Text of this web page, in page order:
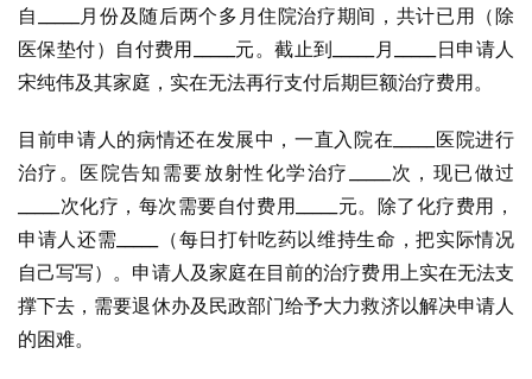
自_____月份及随后两个多月住院治疗期间，共计已用（除
医保垫付）自付费用_____元。截止到_____月_____日申请人
宋纯伟及其家庭，实在无法再行支付后期巨额治疗费用。
目前申请人的病情还在发展中，一直入院在_____医院进行
治疗。医院告知需要放射性化学治疗_____次，现已做过
_____次化疗，每次需要自付费用_____元。除了化疗费用，
申请人还需_____（每日打针吃药以维持生命，把实际情况
自己写写）。申请人及家庭在目前的治疗费用上实在无法支
撑下去，需要退休办及民政部门给予大力救济以解决申请人
的困难。